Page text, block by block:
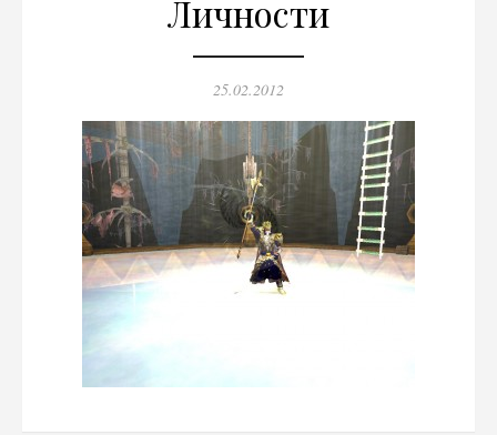
Личности
Опубликовано
25.02.2012